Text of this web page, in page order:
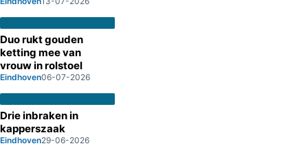
Duo rukt gouden
ketting mee van
vrouw in rolstoel
Eindhoven06-07-2026
Drie inbraken in
kapperszaak
Eindhoven29-06-2026